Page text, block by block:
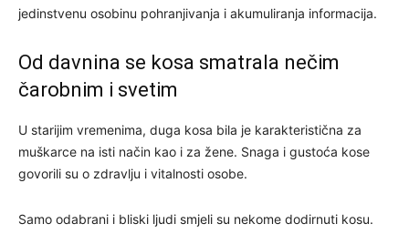
jedinstvenu osobinu pohranjivanja i akumuliranja informacija.
Od davnina se kosa smatrala nečim
čarobnim i svetim
U starijim vremenima, duga kosa bila je karakteristična za
muškarce na isti način kao i za žene. Snaga i gustoća kose
govorili su o zdravlju i vitalnosti osobe.
Samo odabrani i bliski ljudi smjeli su nekome dodirnuti kosu.